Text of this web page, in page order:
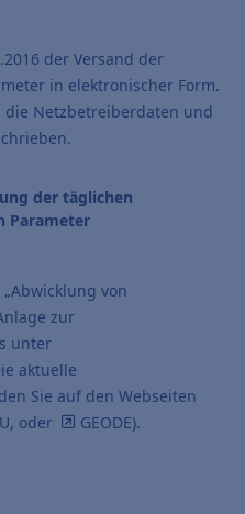
der Versand der
in elektronischer Form.
Netzbetreiberdaten und
der täglichen
Parameter
von
zur
unter
aktuelle
Sie auf den Webseiten
, oder GEODE).